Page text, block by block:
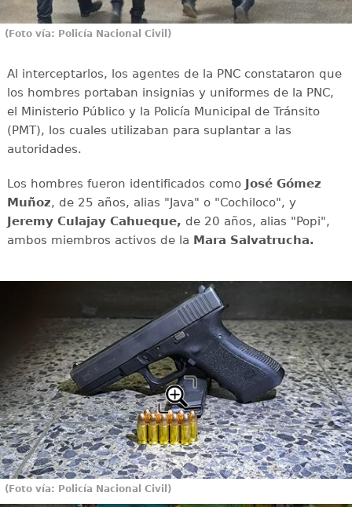
(Foto vía: Policía Nacional Civil)
Al interceptarlos, los agentes de la PNC constataron que
los hombres portaban insignias y uniformes de la PNC,
el Ministerio Público y la Policía Municipal de Tránsito
(PMT), los cuales utilizaban para suplantar a las
autoridades.
Los hombres fueron identificados como José Gómez
Muñoz, de 25 años, alias "Java" o "Cochiloco", y
Jeremy Culajay Cahueque, de 20 años, alias "Popi",
ambos miembros activos de la Mara Salvatrucha.
(Foto vía: Policía Nacional Civil)